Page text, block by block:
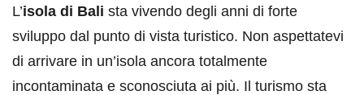
L’isola di Bali sta vivendo degli anni di forte
sviluppo dal punto di vista turistico. Non aspettatevi
di arrivare in un’isola ancora totalmente
incontaminata e sconosciuta ai più. Il turismo sta